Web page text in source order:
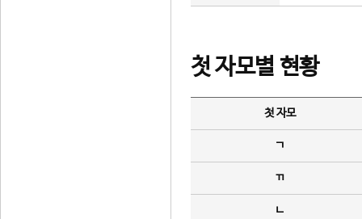
첫 자모별 현황
첫 자모
ㄱ
ㄲ
ㄴ